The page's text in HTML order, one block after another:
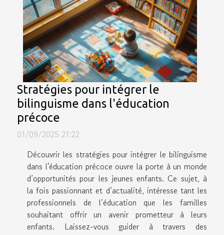
Stratégies pour intégrer le
bilinguisme dans l'éducation
précoce
01/09/2025 21:22
Découvrir les stratégies pour intégrer le bilinguisme
dans l'éducation précoce ouvre la porte à un monde
d’opportunités pour les jeunes enfants. Ce sujet, à
la fois passionnant et d’actualité, intéresse tant les
professionnels de l’éducation que les familles
souhaitant offrir un avenir prometteur à leurs
enfants. Laissez-vous guider à travers des